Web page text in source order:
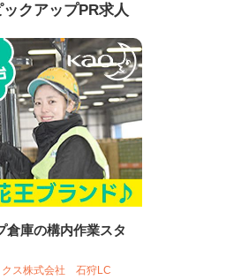
クアップPR求人
倉庫の構内作業スタ
クス株式会社 石狩LC